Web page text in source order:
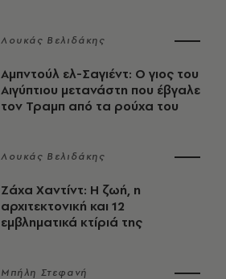
Λουκάς Βελιδάκης
Αμπντούλ ελ-Σαγιέντ: Ο γιος του
Αιγύπτιου μετανάστη που έβγαλε
τον Τραμπ από τα ρούχα του
Λουκάς Βελιδάκης
Ζάχα Χαντίντ: Η ζωή, η
αρχιτεκτονική και 12
εμβληματικά κτίριά της
Μπήλη Στεφανή